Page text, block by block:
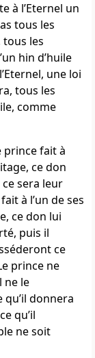
à l’Eternel un
tous les
les
hin d’huile
une loi
tous les
comme
prince fait à
ce don
sera leur
à l’un de ses
ce don lui
puis il
ce
prince ne
ne le
qu’il donnera
qu’il
ne soit